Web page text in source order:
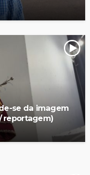
se da imagem
reportagem)